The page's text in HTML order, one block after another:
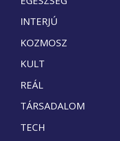
INTERJÚ
KOZMOSZ
KULT
REÁL
TÁRSADALOM
TECH